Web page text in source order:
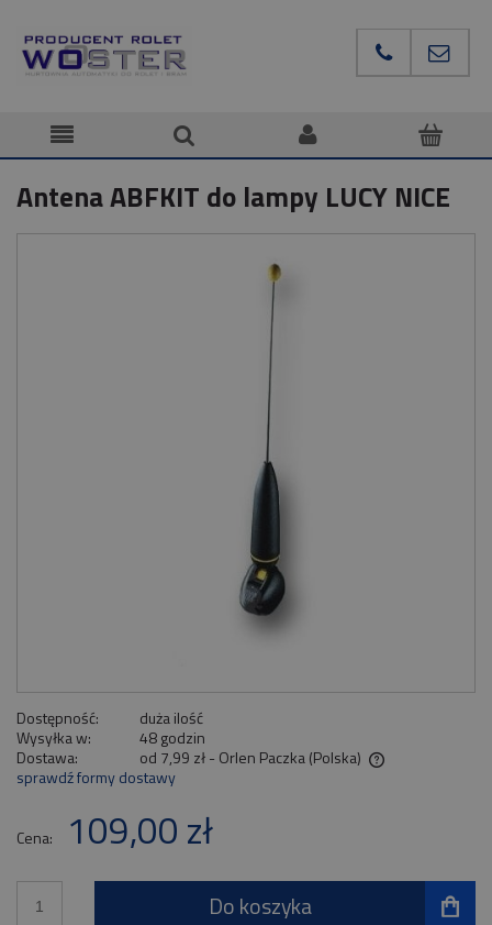
Antena ABFKIT do lampy LUCY NICE
Dostępność:
duża ilość
Wysyłka w:
48 godzin
Dostawa:
od 7,99 zł - Orlen Paczka (Polska)
Cena nie zawiera ewentualnych kosztów płatności
sprawdź formy dostawy
Cena: 109,00 zł
Do koszyka